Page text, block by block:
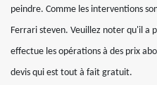
peindre. Comme les interventions
Ferrari steven. Veuillez noter qu'il a
effectue les opérations à des prix
devis qui est tout à fait gratuit.